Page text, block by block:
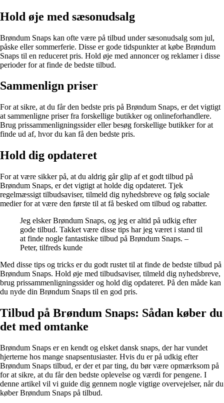
Hold øje med sæsonudsalg
Brøndum Snaps kan ofte være på tilbud under sæsonudsalg som jul,
påske eller sommerferie. Disse er gode tidspunkter at købe Brøndum
Snaps til en reduceret pris. Hold øje med annoncer og reklamer i disse
perioder for at finde de bedste tilbud.
Sammenlign priser
For at sikre, at du får den bedste pris på Brøndum Snaps, er det vigtigt
at sammenligne priser fra forskellige butikker og onlineforhandlere.
Brug prissammenligningssider eller besøg forskellige butikker for at
finde ud af, hvor du kan få den bedste pris.
Hold dig opdateret
For at være sikker på, at du aldrig går glip af et godt tilbud på
Brøndum Snaps, er det vigtigt at holde dig opdateret. Tjek
regelmæssigt tilbudsaviser, tilmeld dig nyhedsbreve og følg sociale
medier for at være den første til at få besked om tilbud og rabatter.
Jeg elsker Brøndum Snaps, og jeg er altid på udkig efter
gode tilbud. Takket være disse tips har jeg været i stand til
at finde nogle fantastiske tilbud på Brøndum Snaps. –
Peter, tilfreds kunde
Med disse tips og tricks er du godt rustet til at finde de bedste tilbud på
Brøndum Snaps. Hold øje med tilbudsaviser, tilmeld dig nyhedsbreve,
brug prissammenligningssider og hold dig opdateret. På den måde kan
du nyde din Brøndum Snaps til en god pris.
Tilbud på Brøndum Snaps: Sådan køber du
det med omtanke
Brøndum Snaps er en kendt og elsket dansk snaps, der har vundet
hjerterne hos mange snapsentusiaster. Hvis du er på udkig efter
Brøndum Snaps tilbud, er der et par ting, du bør være opmærksom på
for at sikre, at du får den bedste oplevelse og værdi for pengene. I
denne artikel vil vi guide dig gennem nogle vigtige overvejelser, når du
køber Brøndum Snaps på tilbud.